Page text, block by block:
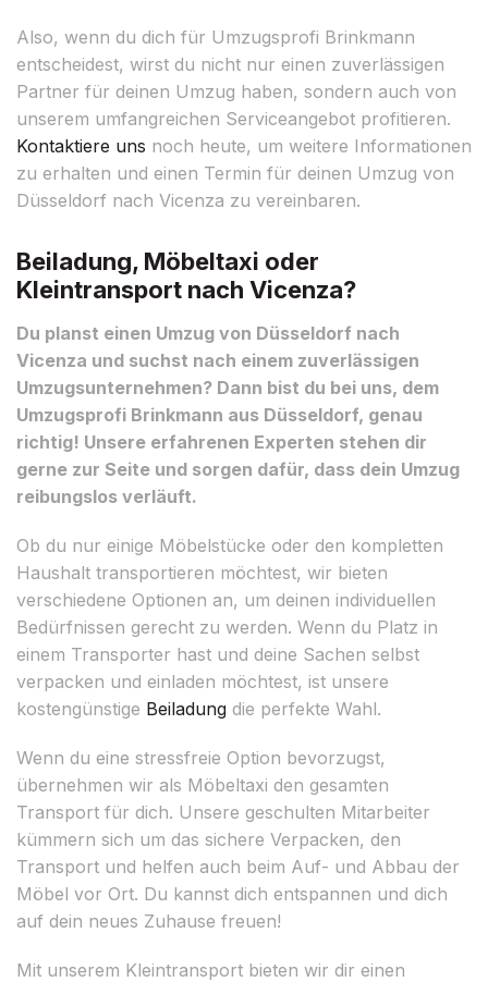
Also, wenn du dich für Umzugsprofi Brinkmann
entscheidest, wirst du nicht nur einen zuverlässigen
Partner für deinen Umzug haben, sondern auch von
unserem umfangreichen Serviceangebot profitieren.
Kontaktiere uns noch heute, um weitere Informationen
zu erhalten und einen Termin für deinen Umzug von
Düsseldorf nach Vicenza zu vereinbaren.
Beiladung, Möbeltaxi oder
Kleintransport nach Vicenza?
Du planst einen Umzug von Düsseldorf nach
Vicenza und suchst nach einem zuverlässigen
Umzugsunternehmen? Dann bist du bei uns, dem
Umzugsprofi Brinkmann aus Düsseldorf, genau
richtig! Unsere erfahrenen Experten stehen dir
gerne zur Seite und sorgen dafür, dass dein Umzug
reibungslos verläuft.
Ob du nur einige Möbelstücke oder den kompletten
Haushalt transportieren möchtest, wir bieten
verschiedene Optionen an, um deinen individuellen
Bedürfnissen gerecht zu werden. Wenn du Platz in
einem Transporter hast und deine Sachen selbst
verpacken und einladen möchtest, ist unsere
kostengünstige Beiladung die perfekte Wahl.
Wenn du eine stressfreie Option bevorzugst,
übernehmen wir als Möbeltaxi den gesamten
Transport für dich. Unsere geschulten Mitarbeiter
kümmern sich um das sichere Verpacken, den
Transport und helfen auch beim Auf- und Abbau der
Möbel vor Ort. Du kannst dich entspannen und dich
auf dein neues Zuhause freuen!
Mit unserem Kleintransport bieten wir dir einen